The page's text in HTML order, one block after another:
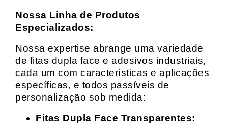
Nossa Linha de Produtos
Especializados:
Nossa expertise abrange uma variedade
de fitas dupla face e adesivos industriais,
cada um com características e aplicações
específicas, e todos passíveis de
personalização sob medida:
Fitas Dupla Face Transparentes: